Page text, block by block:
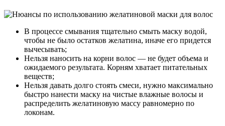
В процессе смывания тщательно смыть маску водой,
чтобы не было остатков желатина, иначе его придется
вычесывать;
Нельзя наносить на корни волос — не будет объема и
ожидаемого результата. Корням хватает питательных
веществ;
Нельзя давать долго стоять смеси, нужно максимально
быстро нанести маску на чистые влажные волосы и
распределить желатиновую массу равномерно по
локонам.